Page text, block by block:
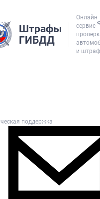
Штрафы
ГИБДД
Онлайн
сервис
и
поддержка